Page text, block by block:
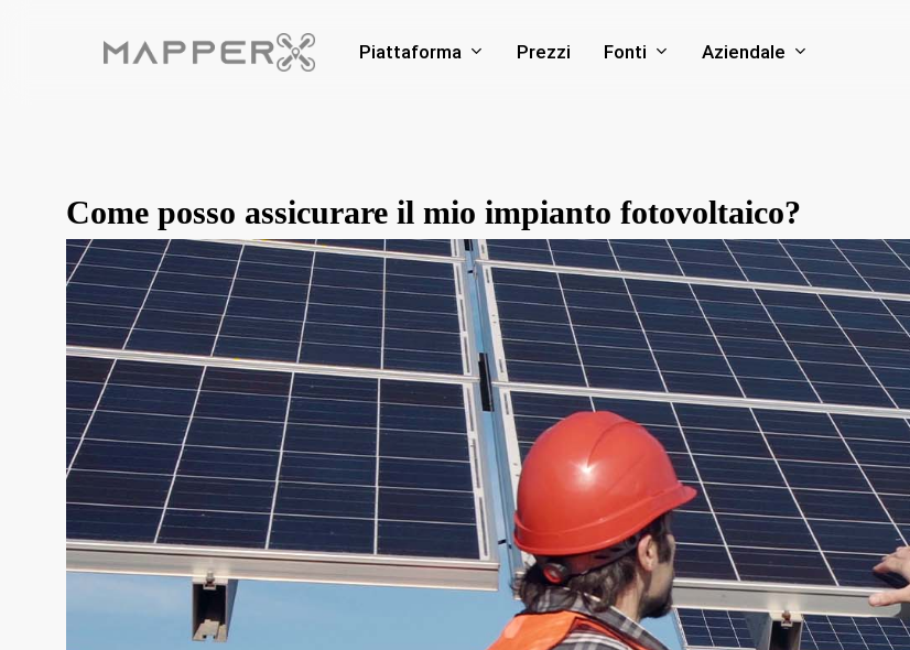
Piattaforma Prezzi Fonti Aziendale
Come posso assicurare il mio impianto fotovoltaico?